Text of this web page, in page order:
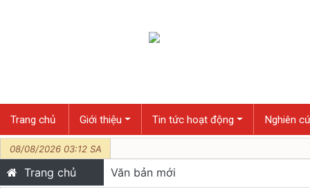
08/08/2026 03:12 SA
Trang chủ Giới thiệu Tin tức hoạt động Nghiên
Trang chủ
Văn bản mới